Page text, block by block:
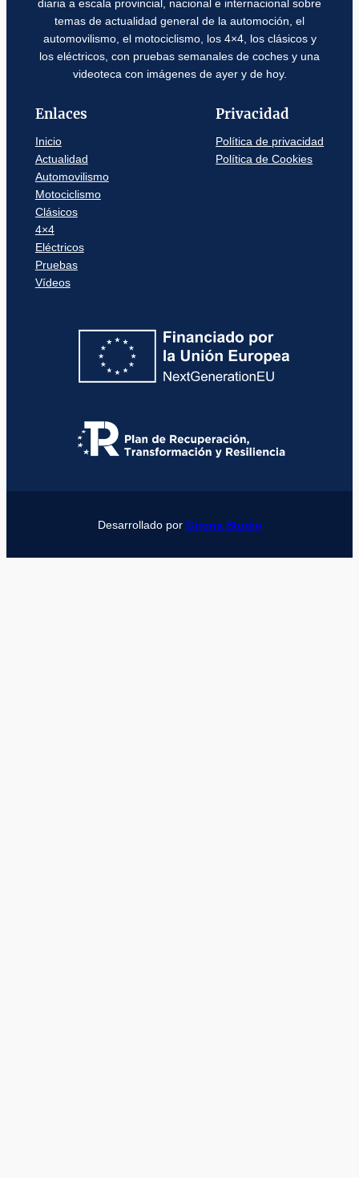
diaria a escala provincial, nacional e internacional sobre
temas de actualidad general de la automoción, el
automovilismo, el motociclismo, los 4×4, los clásicos y
los eléctricos, con pruebas semanales de coches y una
videoteca con imágenes de ayer y de hoy.
Enlaces
Inicio
Actualidad
Automovilismo
Motociclismo
Clásicos
4×4
Eléctricos
Pruebas
Vídeos
Privacidad
Política de privacidad
Política de Cookies
Desarrollado por Girona Studio